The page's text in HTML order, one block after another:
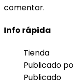
comentar.
Info rápida
Tienda
Publicado
Publicado